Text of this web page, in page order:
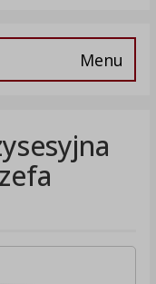
Menu